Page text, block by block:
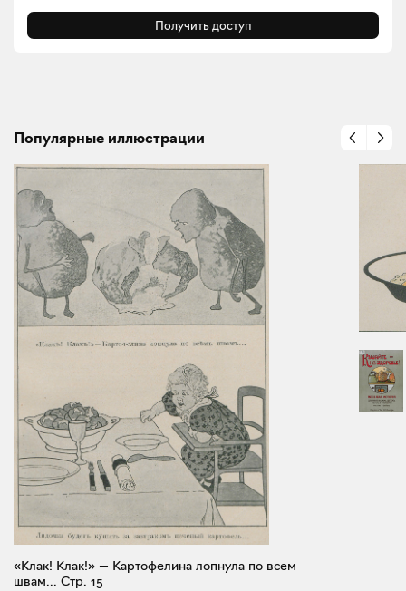
Получить доступ
Популярные иллюстрации
«Клак! Клак!» — Картофелина лопнула по всем
швам... Стр. 15